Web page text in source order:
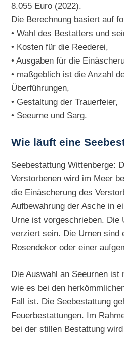
8.055 Euro (2022).
Die Berechnung basiert auf
• Wahl des Bestatters und
• Kosten für die Reederei,
• Ausgaben für die
• maßgeblich ist die Anzahl
Überführungen,
• Gestaltung der Trauerfeier,
• Seeurne und Sarg.
Wie läuft eine
Seebestattung Wittenberge:
Verstorbenen wird im Meer
die Einäscherung des
Aufbewahrung der Asche in
Urne ist vorgeschrieben. Die
verziert sein. Die Urnen sind
Rosendekor oder einer
Die Auswahl an Seeurnen ist
wie es bei den
Fall ist. Die Seebestattung
Feuerbestattungen. Im
bei der stillen Bestattung